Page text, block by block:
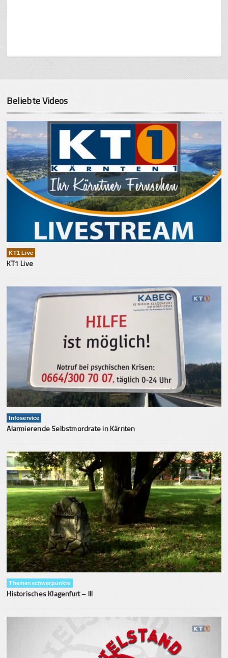
Beliebte Videos
KT1 Live
KT1 Live
Infoservice
Alarmierende Selbstmordrate in Kärnten
Themenschwerpunkte
Historisches Klagenfurt – III